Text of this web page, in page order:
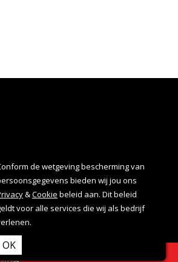
de wetgeving bescherming van
bieden wij jou ons
&Cookie beleid aan. Dit beleid
voor alle services die wij als bedrijf
OK